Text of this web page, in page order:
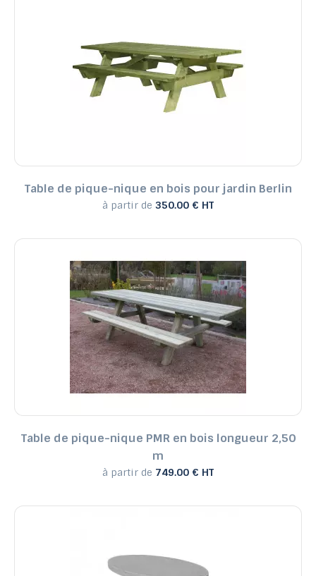
Table de pique-nique en bois pour jardin Berlin
à partir de 350.00 € HT
Table de pique-nique PMR en bois longueur 2,50
m
à partir de 749.00 € HT